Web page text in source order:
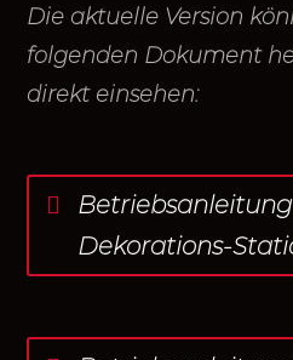
Die aktuelle Version
folgenden Dokument
direkt einsehen:
Dekorations-